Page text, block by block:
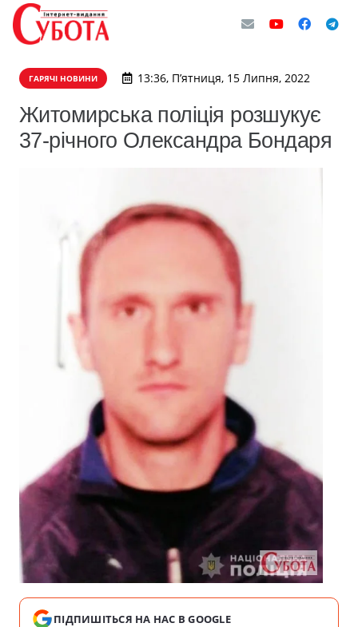
ГАРЯЧІ НОВИНИ 13:36, П’ятниця, 15 Липня, 2022
Житомирська поліція розшукує
37-річного Олександра Бондаря
ПІДПИШІТЬСЯ НА НАС В GOOGLE